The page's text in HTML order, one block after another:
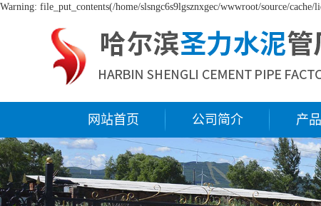
Warning: file_put_contents(/home/slsngc6s9lgsznxgec/wwwroot/source/
网站首页 公司简介 产